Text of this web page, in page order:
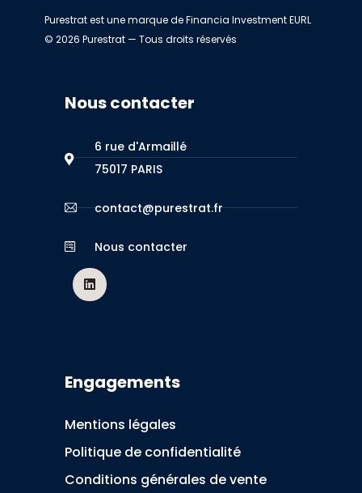
Purestrat est une marque de Financia Investment EURL
© 2026 Purestrat — Tous droits réservés
Nous contacter
6 rue d'Armaillé
75017 PARIS
contact@purestrat.fr
Nous contacter
Engagements
Mentions légales
Politique de confidentialité
Conditions générales de vente